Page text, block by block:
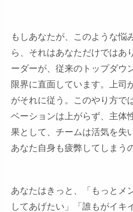
もしあなたが、このような悩
ら、それはあなただけではあ
ーダーが、従来のトップダウ
限界に直面しています。上司
がそれに従う。このやり方で
ベーションは上がらず、主体
果として、チームは活気を失
あなた自身も疲弊してしまう
あなたはきっと、「もっとメ
してあげたい」「誰もがイキ